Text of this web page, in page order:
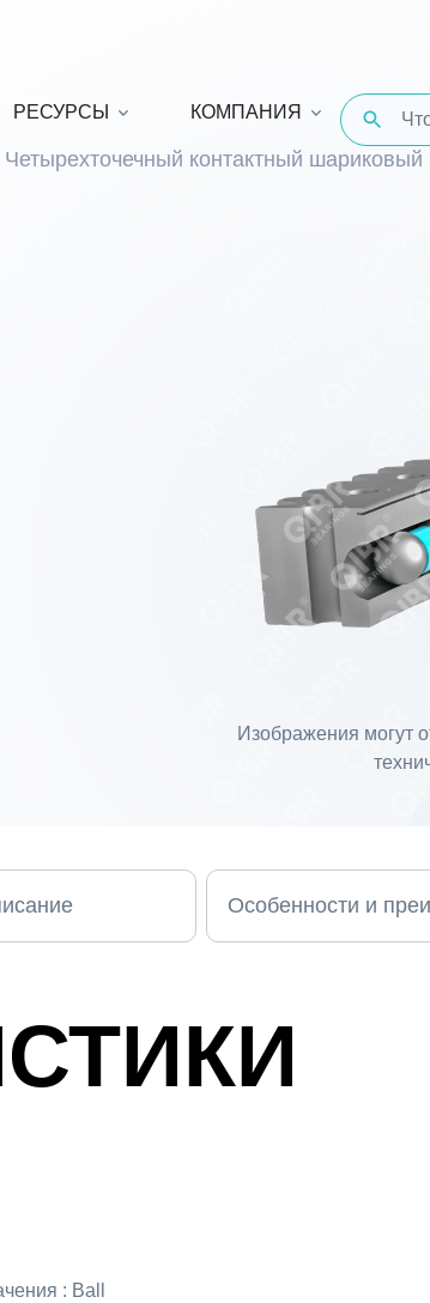
РЕСУРСЫ КОМПАНИЯ
Четырехточечный контактный
Изображения могут
Особенности и
: Ball